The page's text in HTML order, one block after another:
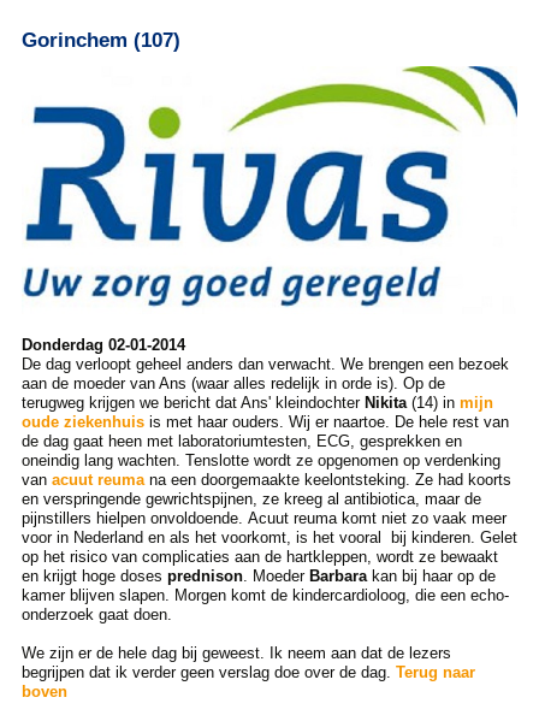
Gorinchem (107)
Donderdag 02-01-2014
De dag verloopt geheel anders dan verwacht. We brengen een bezoek
aan de moeder van Ans (waar alles redelijk in orde is). Op de
terugweg krijgen we bericht dat Ans' kleindochter Nikita(14) in mijn
oude ziekenhuisis met haar ouders. Wij er naartoe. De hele rest van
de dag gaat heen met laboratoriumtesten, ECG, gesprekken en
oneindig lang wachten. Tenslotte wordt ze opgenomen op verdenking
van acuut reumana een doorgemaakte keelontsteking. Ze had koorts
en verspringende gewrichtspijnen, ze kreeg al antibiotica, maar de
pijnstillers hielpen onvoldoende. Acuut reuma komt niet zo vaak meer
voor in Nederland en als het voorkomt, is het vooral bij kinderen. Gelet
op het risico van complicaties aan de hartkleppen, wordt ze bewaakt
en krijgt hoge doses prednison. MoederBarbarakan bij haar op de
kamer blijven slapen. Morgen komt de kindercardioloog, die een echo-
onderzoek gaat doen.
We zijn er de hele dag bij geweest. Ik neem aan dat de lezers
begrijpen dat ik verder geen verslag doe over de dag. Terug naar
boven